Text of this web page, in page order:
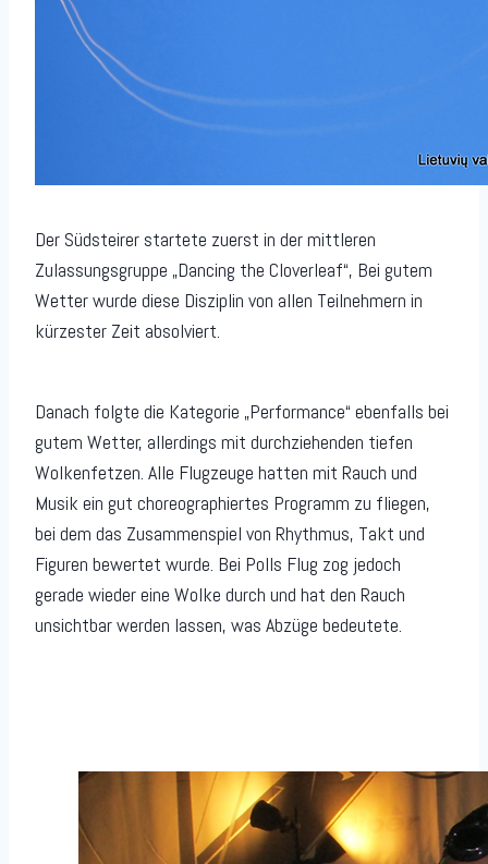
Der Südsteirer startete zuerst in der mittleren
Zulassungsgruppe „Dancing the Cloverleaf“, Bei gutem
Wetter wurde diese Disziplin von allen Teilnehmern in
kürzester Zeit absolviert.
Danach folgte die Kategorie „Performance“ ebenfalls bei
gutem Wetter, allerdings mit durchziehenden tiefen
Wolkenfetzen. Alle Flugzeuge hatten mit Rauch und
Musik ein gut choreographiertes Programm zu fliegen,
bei dem das Zusammenspiel von Rhythmus, Takt und
Figuren bewertet wurde. Bei Polls Flug zog jedoch
gerade wieder eine Wolke durch und hat den Rauch
unsichtbar werden lassen, was Abzüge bedeutete.